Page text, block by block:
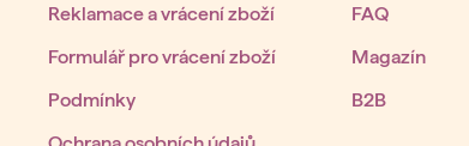
Reklamace a vrácení zboží
Formulář pro vrácení zboží
Podmínky
FAQ
Magazín
B2B